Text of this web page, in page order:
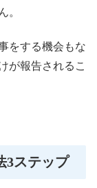
。
をする機会もな
が報告されるこ
3ステップ